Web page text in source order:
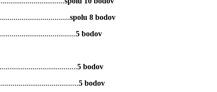
spolu 8 bodov
5 bodov
5 bodov
5 bodov